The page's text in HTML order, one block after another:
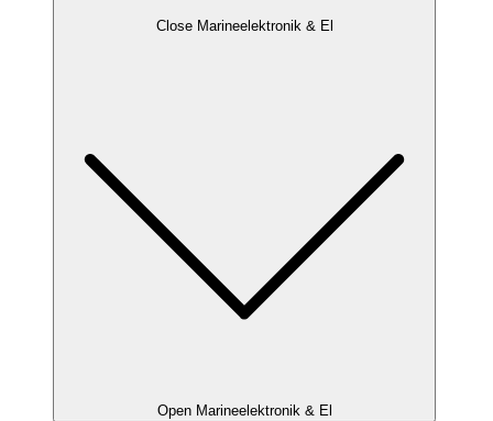
Close Marineelektronik & El
Open Marineelektronik & El